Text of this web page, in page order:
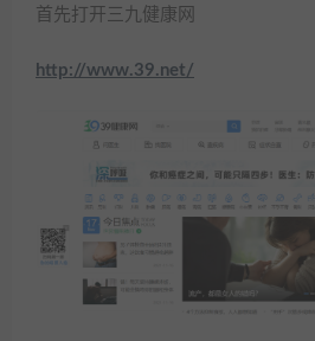
首先打开三九健康网
http://www.39.net/